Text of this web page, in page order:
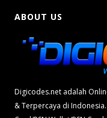
ABOUT US
Digicodes.net adalah
& Terpercaya di